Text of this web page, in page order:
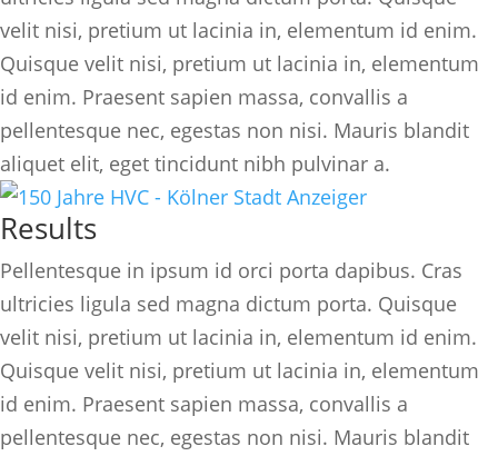
velit nisi, pretium ut lacinia in, elementum id enim.
Quisque velit nisi, pretium ut lacinia in, elementum
id enim. Praesent sapien massa, convallis a
pellentesque nec, egestas non nisi. Mauris blandit
aliquet elit, eget tincidunt nibh pulvinar a.
Results
Pellentesque in ipsum id orci porta dapibus. Cras
ultricies ligula sed magna dictum porta. Quisque
velit nisi, pretium ut lacinia in, elementum id enim.
Quisque velit nisi, pretium ut lacinia in, elementum
id enim. Praesent sapien massa, convallis a
pellentesque nec, egestas non nisi. Mauris blandit